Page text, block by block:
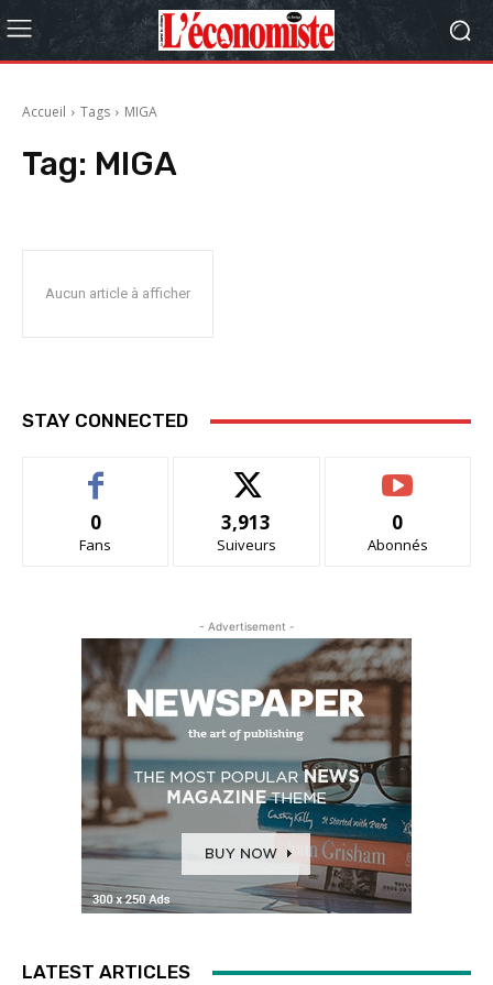
Accueil Tags MIGA
Tag: MIGA
Aucun article à afficher
STAY CONNECTED
0
Fans
3,913
Suiveurs
0
Abonnés
- Advertisement -
LATEST ARTICLES